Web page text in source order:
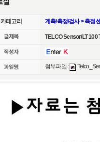
카테고리 계측/측정/검사 > 측정
TELCO Sensor/LT 100
첨부파일 :